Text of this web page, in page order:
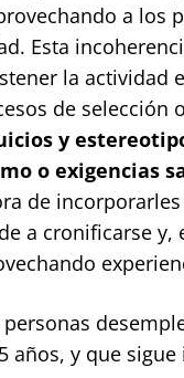
a los
Esta
la actividad
de
y
o exigencias
de
a cronificarse
años, y que